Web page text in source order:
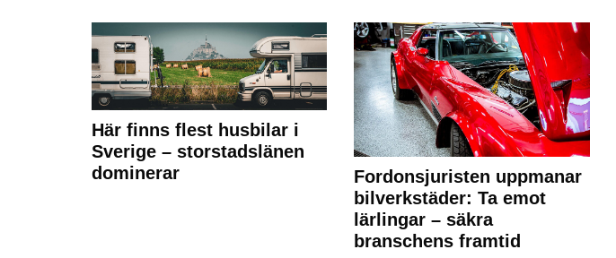
Här finns flest husbilar i
Sverige – storstadslänen
dominerar
Fordonsjuristen uppmanar
bilverkstäder: Ta emot
lärlingar – säkra
branschens framtid